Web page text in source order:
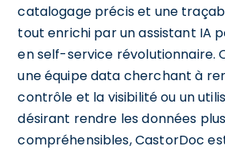
catalogage précis et une
tout enrichi par un assistant IA
en self-service révolutionnaire.
une équipe data cherchant à
contrôle et la visibilité ou un
désirant rendre les données
compréhensibles, CastorDoc